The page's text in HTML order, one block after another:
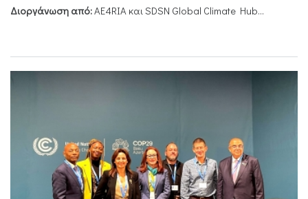
Διοργάνωση από:AE4RIA και SDSN Global Climate Hub...